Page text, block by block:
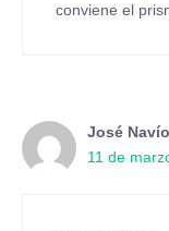
conviene el
José Navío
11 de